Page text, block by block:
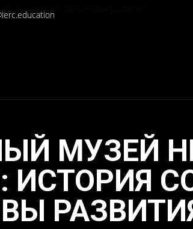
МУЗЕЙ
ИСТОРИЯ